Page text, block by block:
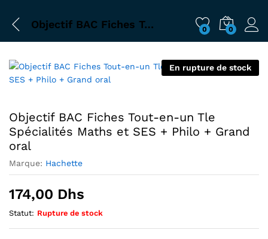
Objectif BAC Fiches Tout-en-un Tle Spécialités Maths et SES + Philo + Grand oral 0 0
En rupture de stock
Objectif BAC Fiches Tout-en-un Tle
Spécialités Maths et SES + Philo + Grand
oral
Marque: Hachette
174,00 Dhs
Statut: Rupture de stock